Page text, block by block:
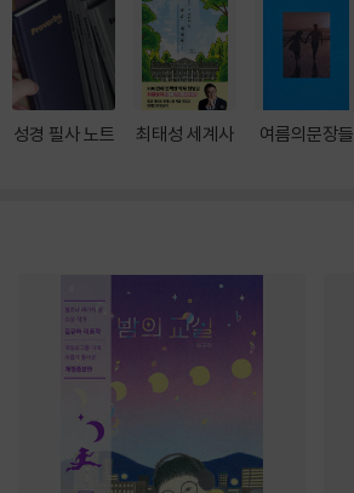
성경 필사 노트 최태성 세계사 여름의문장들